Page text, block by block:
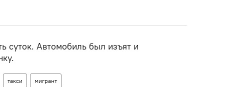
суток. Автомобиль был изъят и
такси мигрант